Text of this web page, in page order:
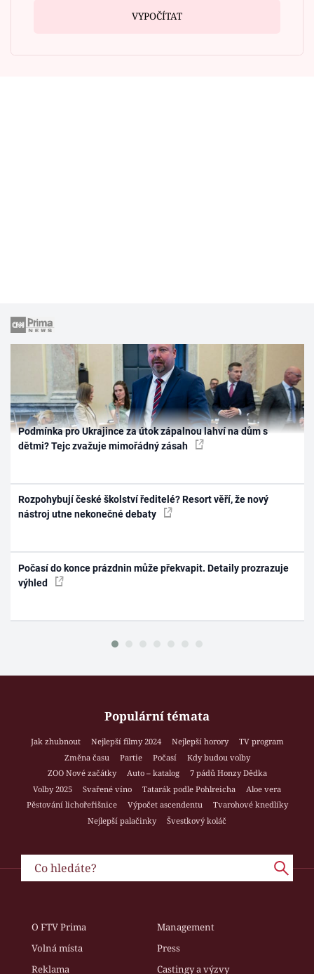
VYPOČÍTAT
Podmínka pro Ukrajince za útok zápalnou lahví na dům s
dětmi? Tejc zvažuje mimořádný zásah
Rozpohybují české školství ředitelé? Resort věří, že nový
nástroj utne nekonečné debaty
Počasí do konce prázdnin může překvapit. Detaily prozrazuje
výhled
Populární témata
Jak zhubnout Nejlepší filmy 2024 Nejlepší horory
TV program
Změna času
Partie Počasí
Kdy budou volby
ZOO Nové začátky
Auto – katalog
7 pádů Honzy Dědka
Volby 2025
Svařené víno Tatarák podle Pohlreicha
Aloe vera
Pěstování lichořeřišnice
Výpočet ascendentu
Tvarohové knedlíky
Nejlepší palačinky
Švestkový koláč
O FTV Prima
Management
Volná místa
Press
Reklama
Castingy a výzvy